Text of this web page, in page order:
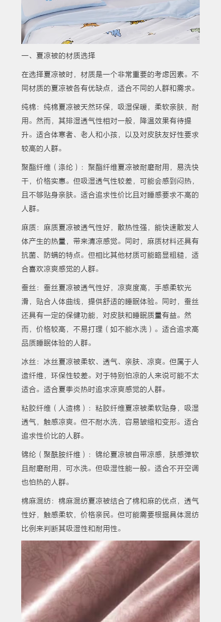
一、夏凉被的材质选择
在选择夏凉被时，材质是一个非常重要的考虑因素。不
同材质的夏凉被各有优缺点，适合不同的人群和需求。
纯棉：纯棉夏凉被天然环保，吸湿保暖，柔软亲肤，耐
用。然而，其排湿透气性相对一般，降温效果有待提
升。适合体寒者、老人和小孩，以及对皮肤友好性要求
较高的人群。
聚酯纤维（涤纶）：聚酯纤维夏凉被耐磨耐用，易洗快
干，价格实惠。但吸湿透气性较差，可能会感到闷热，
且不够贴身亲肤。适合追求性价比且对睡感要求不高的
人群。
麻质：麻质夏凉被透气性好，散热性强，能快速散发人
体产生的热量，带来清凉感觉。同时，麻质材料还具有
抗菌、防螨的特点。但相比其他材质可能略显粗糙，适
合喜欢凉爽感觉的人群。
蚕丝：蚕丝夏凉被透气性好，凉爽度高，手感柔软光
滑，贴合人体曲线，提供舒适的睡眠体验。同时，蚕丝
还具有一定的保健功能，对皮肤和睡眠质量有益。然
而，价格较高，不易打理（如不能水洗）。适合追求高
品质睡眠体验的人群。
冰丝：冰丝夏凉被柔软、透气、亲肤、凉爽。但属于人
造纤维，环保性较差。对于特别怕凉的人来说可能不太
适合。适合夏季炎热时追求凉爽感觉的人群。
粘胶纤维（人造棉）：粘胶纤维夏凉被柔软贴身，吸湿
透气，触感凉爽。但不耐水洗，容易皱缩和变形。适合
追求性价比的人群。
锦纶（聚酰胺纤维）：锦纶夏凉被自带凉感，肤感弹软
且耐磨耐用，可水洗。但吸湿性能一般。适合不开空调
也怕热的人群。
棉麻混纺：棉麻混纺夏凉被结合了棉和麻的优点，透气
性好，触感柔软，价格亲民。但可能需要根据具体混纺
比例来判断其吸湿性和耐用性。